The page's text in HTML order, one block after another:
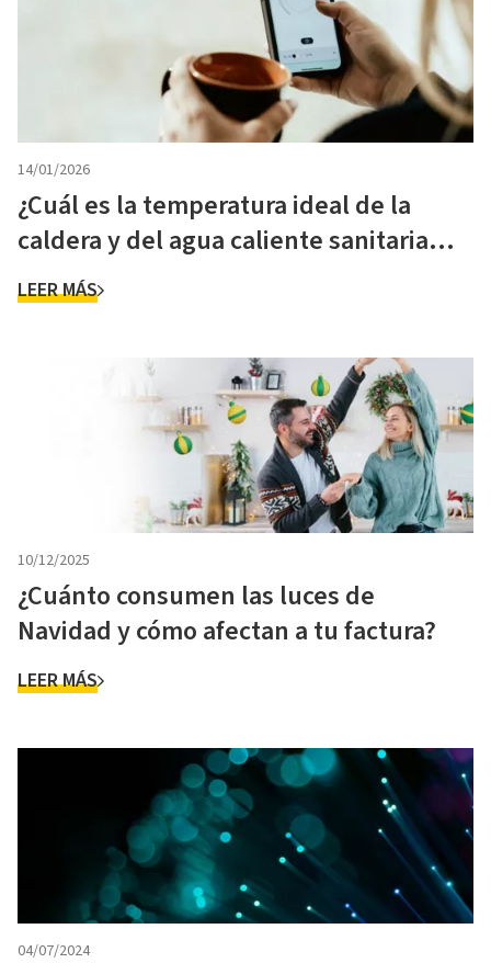
14/01/2026
¿Cuál es la temperatura ideal de la
caldera y del agua caliente sanitaria
(ACS)?
LEER MÁS
10/12/2025
¿Cuánto consumen las luces de
Navidad y cómo afectan a tu factura?
LEER MÁS
04/07/2024